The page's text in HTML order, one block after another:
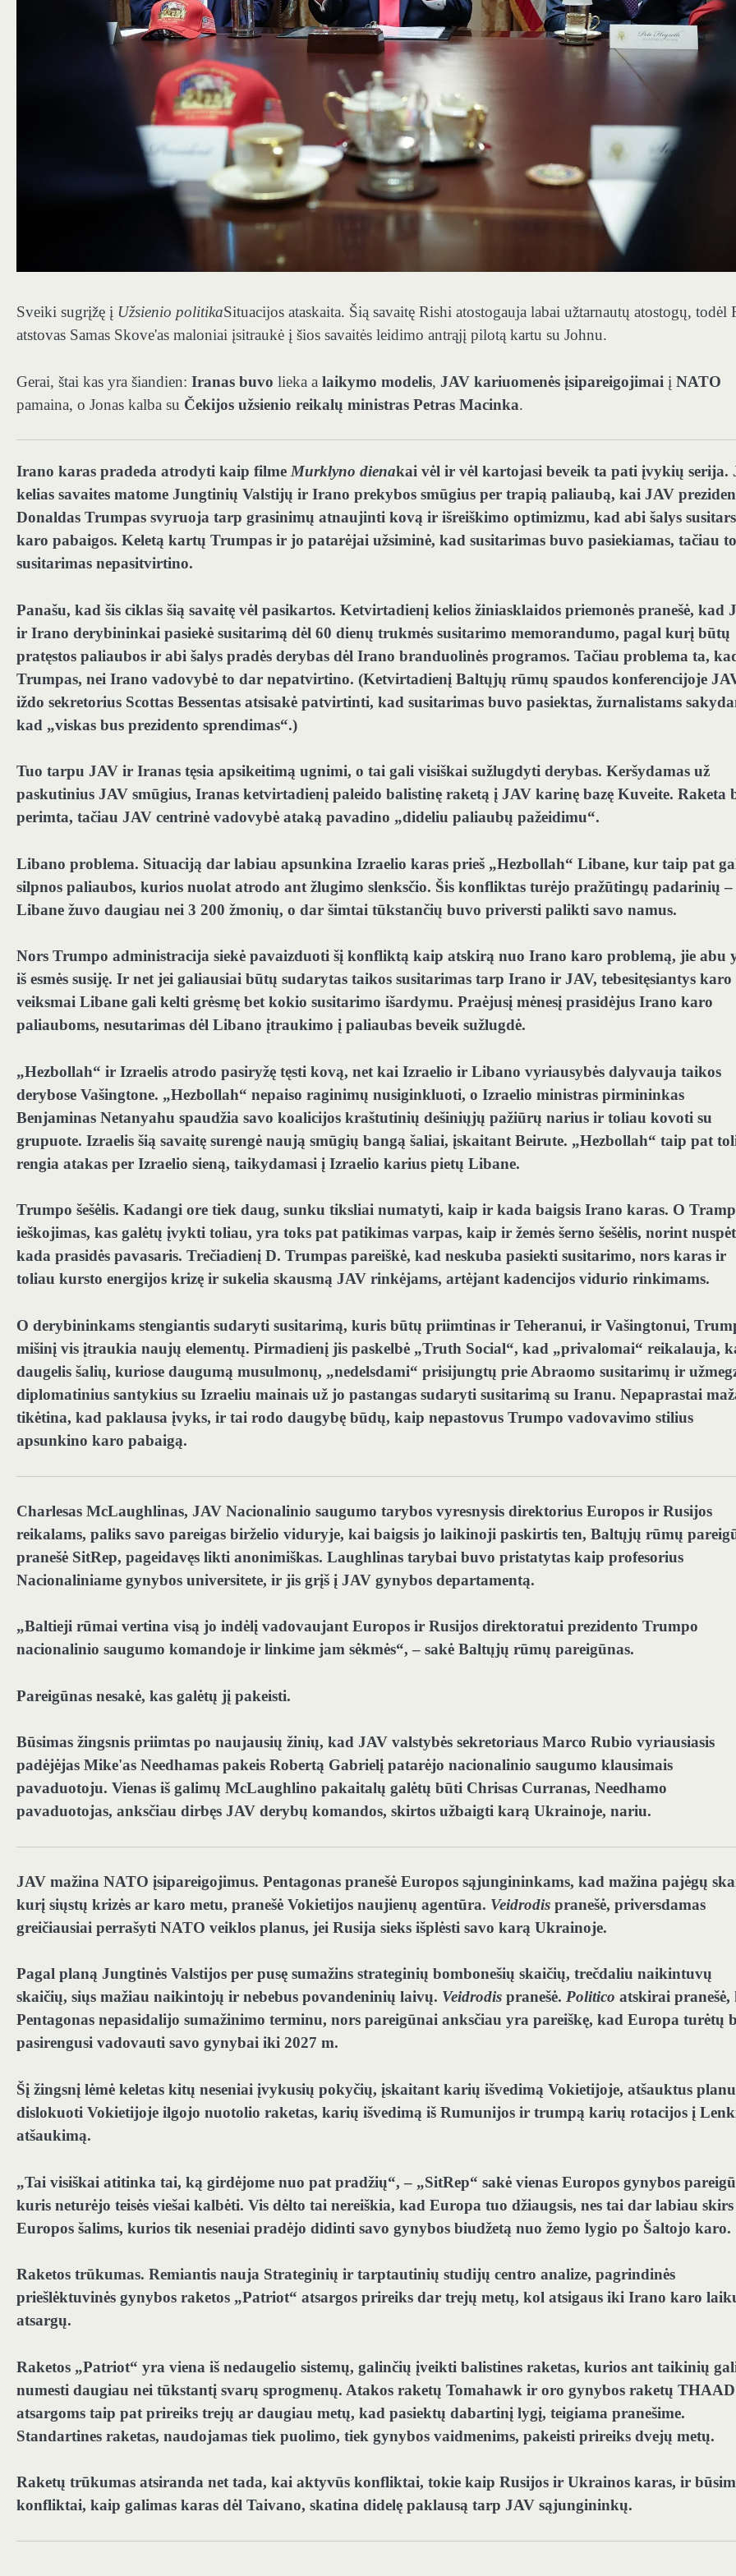
Sveiki sugrįžę į Užsienio politikaSituacijos ataskaita. Šią savaitę Rishi atostogauja labai užtarnautų atostogų, todėl
atstovas Samas Skove'as maloniai įsitraukė į šios savaitės leidimo antrąjį pilotą kartu su Johnu.
Gerai, štai kas yra šiandien: Iranas buvo lieka a laikymo modelis, JAV kariuomenės įsipareigojimai į NATO
pamaina, o Jonas kalba su Čekijos užsienio reikalų ministras Petras Macinka.
Irano karas pradeda atrodyti kaip filme Murklyno dienakai vėl ir vėl kartojasi beveik ta pati įvykių serija.
kelias savaites matome Jungtinių Valstijų ir Irano prekybos smūgius per trapią paliaubą, kai JAV
Donaldas Trumpas svyruoja tarp grasinimų atnaujinti kovą ir išreiškimo optimizmu, kad abi šalys
karo pabaigos. Keletą kartų Trumpas ir jo patarėjai užsiminė, kad susitarimas buvo pasiekiamas, tačiau
susitarimas nepasitvirtino.
Panašu, kad šis ciklas šią savaitę vėl pasikartos. Ketvirtadienį kelios žiniasklaidos priemonės pranešė, kad
ir Irano derybininkai pasiekė susitarimą dėl 60 dienų trukmės susitarimo memorandumo, pagal kurį būtų
pratęstos paliaubos ir abi šalys pradės derybas dėl Irano branduolinės programos. Tačiau problema ta,
Trumpas, nei Irano vadovybė to dar nepatvirtino. (Ketvirtadienį Baltųjų rūmų spaudos konferencijoje
iždo sekretorius Scottas Bessentas atsisakė patvirtinti, kad susitarimas buvo pasiektas, žurnalistams
kad „viskas bus prezidento sprendimas“.)
Tuo tarpu JAV ir Iranas tęsia apsikeitimą ugnimi, o tai gali visiškai sužlugdyti derybas. Keršydamas už
paskutinius JAV smūgius, Iranas ketvirtadienį paleido balistinę raketą į JAV karinę bazę Kuveite. Raketa
perimta, tačiau JAV centrinė vadovybė ataką pavadino „dideliu paliaubų pažeidimu“.
Libano problema. Situaciją dar labiau apsunkina Izraelio karas prieš „Hezbollah“ Libane, kur taip pat
silpnos paliaubos, kurios nuolat atrodo ant žlugimo slenksčio. Šis konfliktas turėjo pražūtingų padarinių –
Libane žuvo daugiau nei 3 200 žmonių, o dar šimtai tūkstančių buvo priversti palikti savo namus.
Nors Trumpo administracija siekė pavaizduoti šį konfliktą kaip atskirą nuo Irano karo problemą, jie abu
iš esmės susiję. Ir net jei galiausiai būtų sudarytas taikos susitarimas tarp Irano ir JAV, tebesitęsiantys karo
veiksmai Libane gali kelti grėsmę bet kokio susitarimo išardymu. Praėjusį mėnesį prasidėjus Irano karo
paliauboms, nesutarimas dėl Libano įtraukimo į paliaubas beveik sužlugdė.
„Hezbollah“ ir Izraelis atrodo pasiryžę tęsti kovą, net kai Izraelio ir Libano vyriausybės dalyvauja taikos
derybose Vašingtone. „Hezbollah“ nepaiso raginimų nusiginkluoti, o Izraelio ministras pirmininkas
Benjaminas Netanyahu spaudžia savo koalicijos kraštutinių dešiniųjų pažiūrų narius ir toliau kovoti su
grupuote. Izraelis šią savaitę surengė naują smūgių bangą šaliai, įskaitant Beirute. „Hezbollah“ taip pat
rengia atakas per Izraelio sieną, taikydamasi į Izraelio karius pietų Libane.
Trumpo šešėlis. Kadangi ore tiek daug, sunku tiksliai numatyti, kaip ir kada baigsis Irano karas. O
ieškojimas, kas galėtų įvykti toliau, yra toks pat patikimas varpas, kaip ir žemės šerno šešėlis, norint
kada prasidės pavasaris. Trečiadienį D. Trumpas pareiškė, kad neskuba pasiekti susitarimo, nors karas ir
toliau kursto energijos krizę ir sukelia skausmą JAV rinkėjams, artėjant kadencijos vidurio rinkimams.
O derybininkams stengiantis sudaryti susitarimą, kuris būtų priimtinas ir Teheranui, ir Vašingtonui,
mišinį vis įtraukia naujų elementų. Pirmadienį jis paskelbė „Truth Social“, kad „privalomai“ reikalauja,
daugelis šalių, kuriose daugumą musulmonų, „nedelsdami“ prisijungtų prie Abraomo susitarimų ir
diplomatinius santykius su Izraeliu mainais už jo pastangas sudaryti susitarimą su Iranu. Nepaprastai
tikėtina, kad paklausa įvyks, ir tai rodo daugybę būdų, kaip nepastovus Trumpo vadovavimo stilius
apsunkino karo pabaigą.
Charlesas McLaughlinas, JAV Nacionalinio saugumo tarybos vyresnysis direktorius Europos ir Rusijos
reikalams, paliks savo pareigas birželio viduryje, kai baigsis jo laikinoji paskirtis ten, Baltųjų rūmų
pranešė SitRep, pageidavęs likti anonimiškas. Laughlinas tarybai buvo pristatytas kaip profesorius
Nacionaliniame gynybos universitete, ir jis grįš į JAV gynybos departamentą.
„Baltieji rūmai vertina visą jo indėlį vadovaujant Europos ir Rusijos direktoratui prezidento Trumpo
nacionalinio saugumo komandoje ir linkime jam sėkmės“, – sakė Baltųjų rūmų pareigūnas.
Pareigūnas nesakė, kas galėtų jį pakeisti.
Būsimas žingsnis priimtas po naujausių žinių, kad JAV valstybės sekretoriaus Marco Rubio vyriausiasis
padėjėjas Mike'as Needhamas pakeis Robertą Gabrielį patarėjo nacionalinio saugumo klausimais
pavaduotoju. Vienas iš galimų McLaughlino pakaitalų galėtų būti Chrisas Curranas, Needhamo
pavaduotojas, anksčiau dirbęs JAV derybų komandos, skirtos užbaigti karą Ukrainoje, nariu.
JAV mažina NATO įsipareigojimus. Pentagonas pranešė Europos sąjungininkams, kad mažina pajėgų
kurį siųstų krizės ar karo metu, pranešė Vokietijos naujienų agentūra. Veidrodis pranešė, priversdamas
greičiausiai perrašyti NATO veiklos planus, jei Rusija sieks išplėsti savo karą Ukrainoje.
Pagal planą Jungtinės Valstijos per pusę sumažins strateginių bombonešių skaičių, trečdaliu naikintuvų
skaičių, siųs mažiau naikintojų ir nebebus povandeninių laivų. Veidrodis pranešė. Politico atskirai pranešė,
Pentagonas nepasidalijo sumažinimo terminu, nors pareigūnai anksčiau yra pareiškę, kad Europa turėtų
pasirengusi vadovauti savo gynybai iki 2027 m.
Šį žingsnį lėmė keletas kitų neseniai įvykusių pokyčių, įskaitant karių išvedimą Vokietijoje, atšauktus
dislokuoti Vokietijoje ilgojo nuotolio raketas, karių išvedimą iš Rumunijos ir trumpą karių rotacijos į
atšaukimą.
„Tai visiškai atitinka tai, ką girdėjome nuo pat pradžių“, – „SitRep“ sakė vienas Europos gynybos
kuris neturėjo teisės viešai kalbėti. Vis dėlto tai nereiškia, kad Europa tuo džiaugsis, nes tai dar labiau skirs
Europos šalims, kurios tik neseniai pradėjo didinti savo gynybos biudžetą nuo žemo lygio po Šaltojo karo.
Raketos trūkumas. Remiantis nauja Strateginių ir tarptautinių studijų centro analize, pagrindinės
priešlėktuvinės gynybos raketos „Patriot“ atsargos prireiks dar trejų metų, kol atsigaus iki Irano karo
atsargų.
Raketos „Patriot“ yra viena iš nedaugelio sistemų, galinčių įveikti balistines raketas, kurios ant taikinių
numesti daugiau nei tūkstantį svarų sprogmenų. Atakos raketų Tomahawk ir oro gynybos raketų THAAD
atsargoms taip pat prireiks trejų ar daugiau metų, kad pasiektų dabartinį lygį, teigiama pranešime.
Standartines raketas, naudojamas tiek puolimo, tiek gynybos vaidmenims, pakeisti prireiks dvejų metų.
Raketų trūkumas atsiranda net tada, kai aktyvūs konfliktai, tokie kaip Rusijos ir Ukrainos karas, ir
konfliktai, kaip galimas karas dėl Taivano, skatina didelę paklausą tarp JAV sąjungininkų.